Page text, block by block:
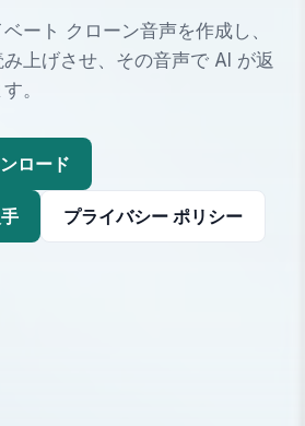
ート クローン音声を作成し、
上げさせ、その音声で AI が返
。
ロード
プライバシー ポリシー